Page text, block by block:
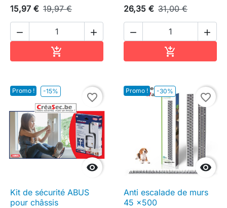
15,97 € 19,97 €
 

26,35 € 31,00 €
 

Promo ! -15%

favorite_border
Kit de sécurité ABUS
pour châssis
Promo ! -30%

favorite_border
Anti escalade de murs
45 x500